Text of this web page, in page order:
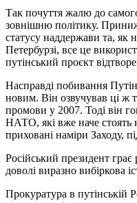
Так почуття жалю до
зовнішню політику.
статусу наддержави та, як
Петербурзі, все це
путінський проєкт
Насправді побивання
новим. Він озвучував ці ж
промови у 2007. Тоді він
НАТО, які вже наче стоять
приховані наміри Заходу,
Російський президент грає
доволі виразно вибіркова
Прокуратура в путінській